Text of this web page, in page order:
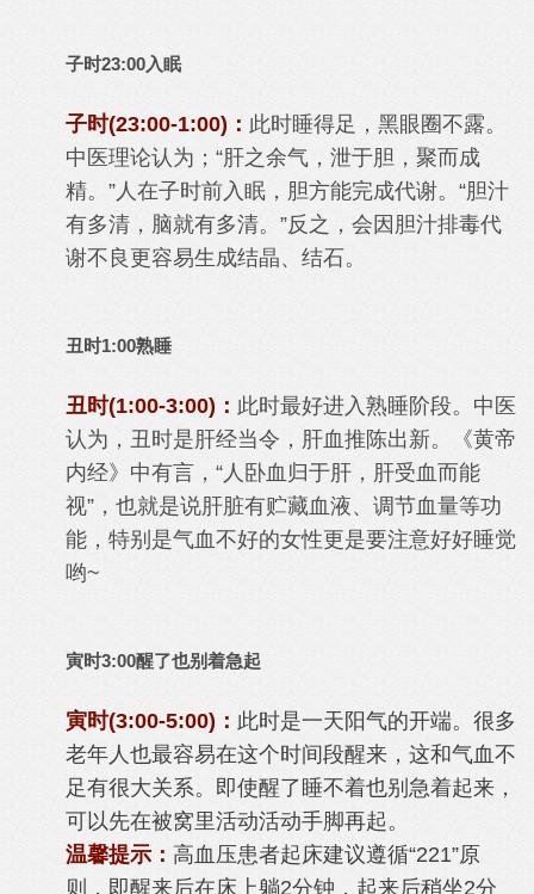
子时23:00入眠
子时(23:00-1:00)： 此时睡得足，黑眼圈不露。
中医理论认为；“肝之余气，泄于胆，聚而成
精。”人在子时前入眠，胆方能完成代谢。“胆汁
有多清，脑就有多清。”反之，会因胆汁排毒代
谢不良更容易生成结晶、结石。
丑时1:00熟睡
丑时(1:00-3:00)： 此时最好进入熟睡阶段。中医
认为，丑时是肝经当令，肝血推陈出新。《黄帝
内经》中有言，“人卧血归于肝，肝受血而能
视”，也就是说肝脏有贮藏血液、调节血量等功
能，特别是气血不好的女性更是要注意好好睡觉
哟~
寅时3:00醒了也别着急起
寅时(3:00-5:00)： 此时是一天阳气的开端。很多
老年人也最容易在这个时间段醒来，这和气血不
足有很大关系。即使醒了睡不着也别急着起来，
可以先在被窝里活动活动手脚再起。
温馨提示： 高血压患者起床建议遵循“221”原
则，即醒来后在床上躺2分钟，起来后稍坐2分